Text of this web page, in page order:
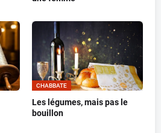
CHABBATE
Les légumes, mais pas le
bouillon